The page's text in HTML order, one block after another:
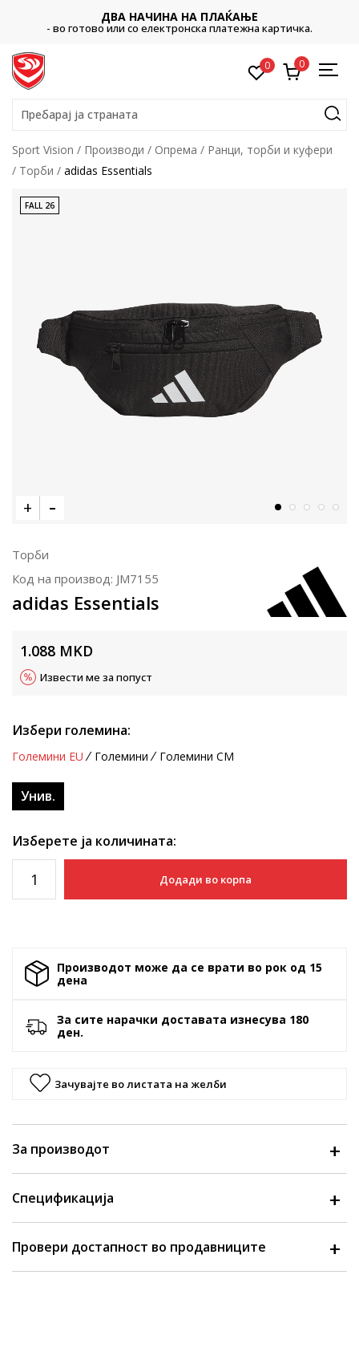
ДВА НАЧИНА НА ПЛАЌАЊЕ
- во готово или со електронска платежна картичка.
0 0
Пребарај ја страната
Sport Vision Производи Опрема
Ранци, торби и куфери
Торби
adidas Essentials
FALL 26
Торби
Код на производ: JM7155
adidas Essentials
1.088 MKD
Извести ме за попуст
Избери големина:
Големини EU Големини Големини CM
Унив.
Изберете ја количината:
Додади во корпа
Производот може да се врати во рок од 15
денa
За сите нарачки доставата изнесува 180
ден.
Зачувајте во листата на желби
За производот
Спецификација
Провери достапност во продавниците